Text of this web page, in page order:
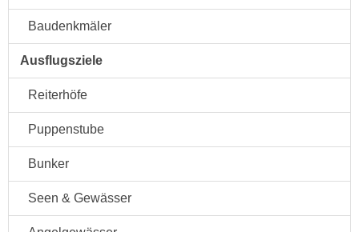
Baudenkmäler
Ausflugsziele
Reiterhöfe
Puppenstube
Bunker
Seen & Gewässer